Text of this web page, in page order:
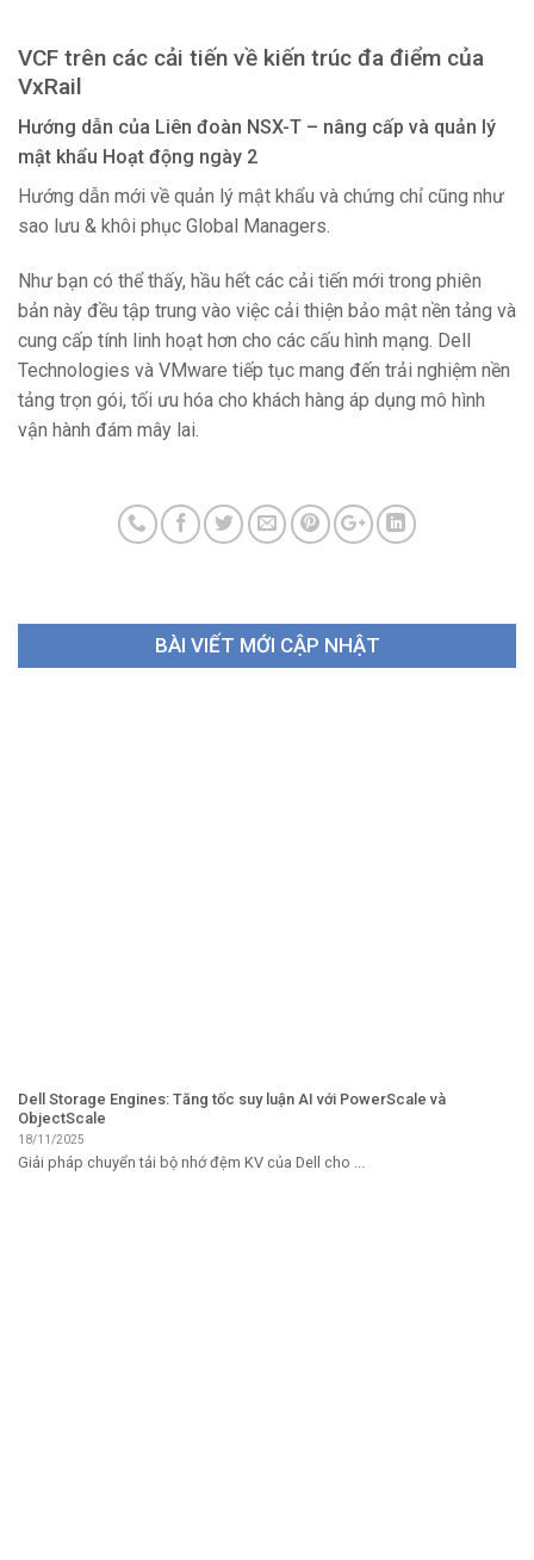
VCF trên các cải tiến về kiến trúc đa điểm của
VxRail
Hướng dẫn của Liên đoàn NSX-T – nâng cấp và quản lý
mật khẩu Hoạt động ngày 2
Hướng dẫn mới về quản lý mật khẩu và chứng chỉ cũng như
sao lưu & khôi phục Global Managers.
Như bạn có thể thấy, hầu hết các cải tiến mới trong phiên
bản này đều tập trung vào việc cải thiện bảo mật nền tảng và
cung cấp tính linh hoạt hơn cho các cấu hình mạng. Dell
Technologies và VMware tiếp tục mang đến trải nghiệm nền
tảng trọn gói, tối ưu hóa cho khách hàng áp dụng mô hình
vận hành đám mây lai.
BÀI VIẾT MỚI CẬP NHẬT
Dell Storage Engines: Tăng tốc suy luận AI với PowerScale và
ObjectScale
18/11/2025
Giải pháp chuyển tải bộ nhớ đệm KV của Dell cho ...